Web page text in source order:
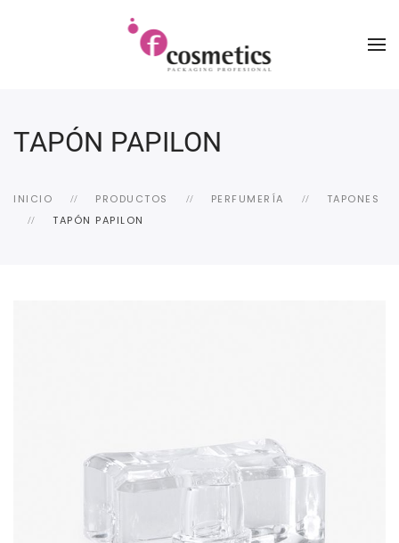
TAPÓN PAPILON
INICIO PRODUCTOS PERFUMERÍA
TAPONES
TAPÓN PAPILON